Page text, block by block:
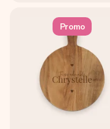
Promo